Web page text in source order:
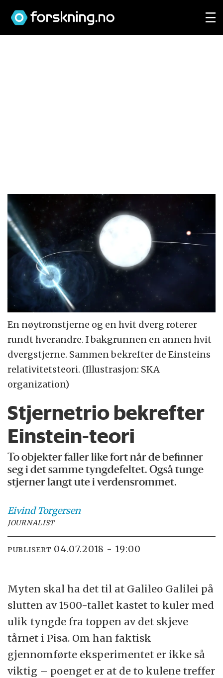
En nøytronstjerne og en hvit dverg roterer
rundt hverandre. I bakgrunnen en annen hvit
dvergstjerne. Sammen bekrefter de Einsteins
relativitetsteori. (Illustrasjon: SKA
organization)
Stjernetrio bekrefter
Einstein-teori
To objekter faller like fort når de befinner
seg i det samme tyngdefeltet. Også tunge
stjerner langt ute i verdensrommet.
Eivind Torgersen
JOURNALIST
PUBLISERT 04.07.2018 - 19:00
Myten skal ha det til at Galileo Galilei på
slutten av 1500-tallet kastet to kuler med
ulik tyngde fra toppen av det skjeve
tårnet i Pisa. Om han faktisk
gjennomførte eksperimentet er ikke så
viktig – poenget er at de to kulene treffer